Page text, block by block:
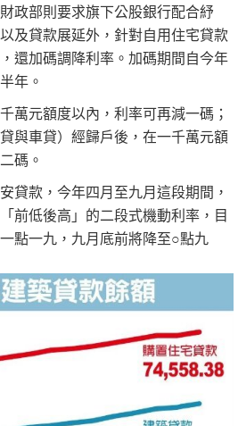
政部則要求旗下公股銀行配合紓
及貸款展延外，針對自用住宅貸款
還加碼調降利率。加碼期間自今年
年。
萬元額度以內，利率可再減一碼；
與車貸）經歸戶後，在一千萬元額
碼。
貸款，今年四月至九月這段期間，
前低後高」的二段式機動利率，目
點一九，九月底前將降至○點九